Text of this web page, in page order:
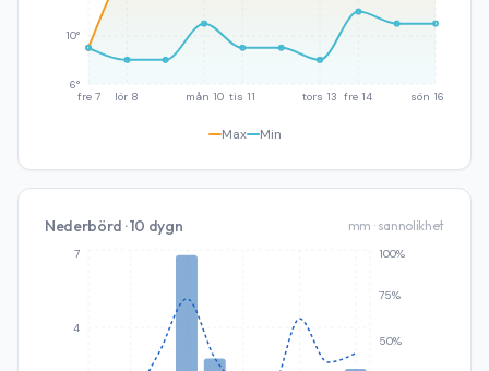
fre 7 lör 8 mån 10 tis 11 tors 13 fre 14 sön 16
6°
10°
Max Min
Nederbörd · 10 dygn mm · sannolikhet
4
7
50%
75%
100%